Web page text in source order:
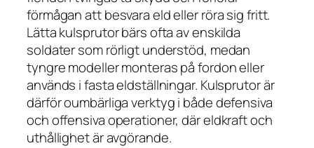
förmågan att besvara eld eller röra sig fritt.
Lätta kulsprutor bärs ofta av enskilda
soldater som rörligt understöd, medan
tyngre modeller monteras på fordon eller
används i fasta eldställningar. Kulsprutor är
därför oumbärliga verktyg i både defensiva
och offensiva operationer, där eldkraft och
uthållighet är avgörande.